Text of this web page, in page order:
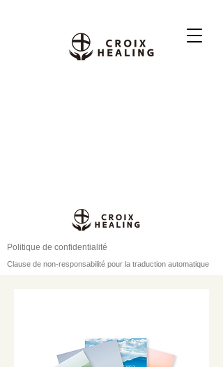
Politique de confidentialité
Clause de non-responsabilité pour la traduction automatique